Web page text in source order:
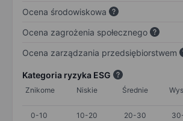
Ocena środowiskowa
Ocena zagrożenia społecznego
Ocena zarządzania przedsiębiorstwem
Kategoria ryzyka ESG
Znikome Niskie Średnie
0-10
10-20 20-30